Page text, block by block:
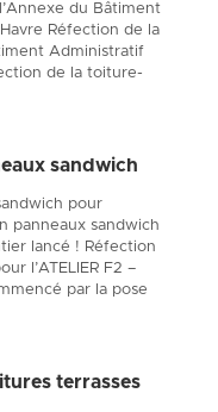
du Bâtiment
Réfection de la
Administratif
de la toiture-
sandwich
pour
panneaux sandwich
lancé ! Réfection
l’ATELIER F2 –
par la pose
terrasses